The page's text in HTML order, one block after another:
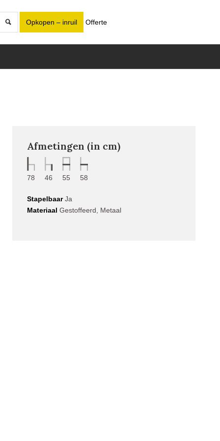
Opkopen – inruil Offerte
Afmetingen (in cm)
78 46 55 58
StapelbaarJa
Materiaal Gestoffeerd, Metaal